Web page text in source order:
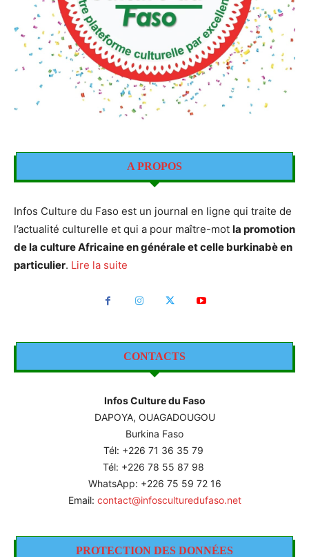
A PROPOS
Infos Culture du Faso est un journal en ligne qui traite de
l’actualité culturelle et qui a pour maître-mot la promotion
de la culture Africaine en générale et celle burkinabè en
particulier. Lire la suite
CONTACTS
Infos Culture du Faso
DAPOYA, OUAGADOUGOU
Burkina Faso
Tél: +226 71 36 35 79
Tél: +226 78 55 87 98
WhatsApp: +226 75 59 72 16
Email: contact@infosculturedufaso.net
PROTECTION DES DONNÉES